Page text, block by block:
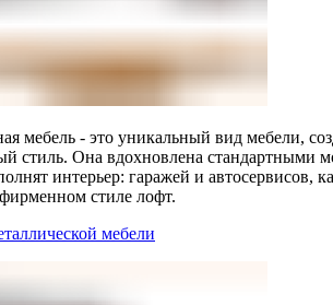
мебель - это уникальный вид мебели,
стиль. Она вдохновлена стандартными
интерьер: гаражей и автосервисов,
стиле лофт.
мебели